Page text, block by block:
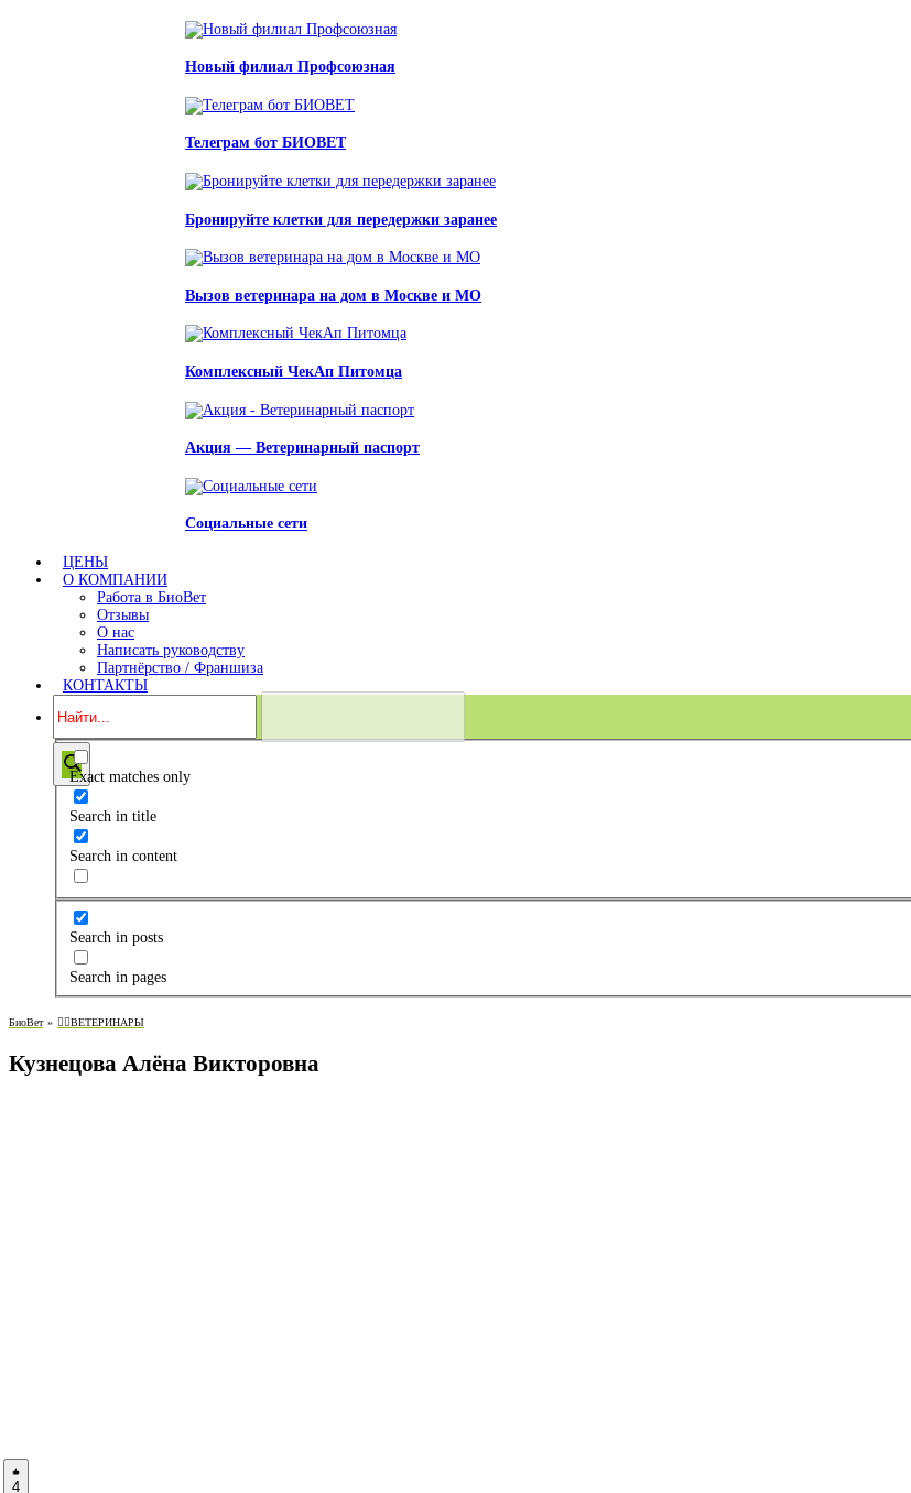
Новый филиал Профсоюзная
Телеграм бот БИОВЕТ
Бронируйте клетки для передержки заранее
Вызов ветеринара на дом в Москве и МО
Комплексный ЧекАп Питомца
Акция — Ветеринарный паспорт
Социальные сети
ЦЕНЫ
О КОМПАНИИ
Работа в БиоВет
Отзывы
О нас
Написать руководству
Партнёрство / Франшиза
КОНТАКТЫ
Exact matches only
Search in title
Search in content
Search in posts
Search in pages
БиоВет » 👨‍⚕️ВЕТЕРИНАРЫ
Кузнецова Алёна Викторовна
4